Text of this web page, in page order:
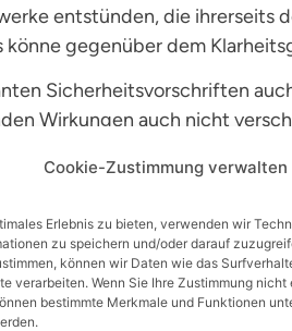
Cookie-Zustimmung verwalten
Erlebnis zu bieten, verwenden wir
zu speichern und/oder darauf
können wir Daten wie das
verarbeiten. Wenn Sie Ihre Zustimmung nicht
bestimmte Merkmale und Funktionen
entstünden, die ihrerseits
gegenüber dem
Sicherheitsvorschriften
Wirkungen auch nicht
oder müsse sie
auch für
nicht zu gefährden
der